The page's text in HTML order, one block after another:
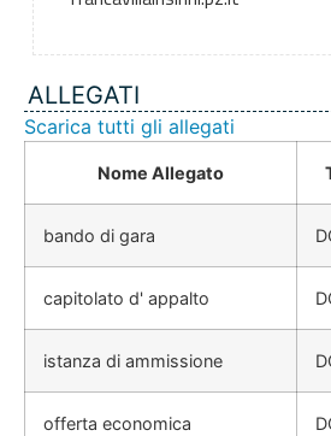
ALLEGATI
Scarica tutti gli allegati
Nome Allegato
bando di gara
capitolato d' appalto
istanza di ammissione
offerta economica